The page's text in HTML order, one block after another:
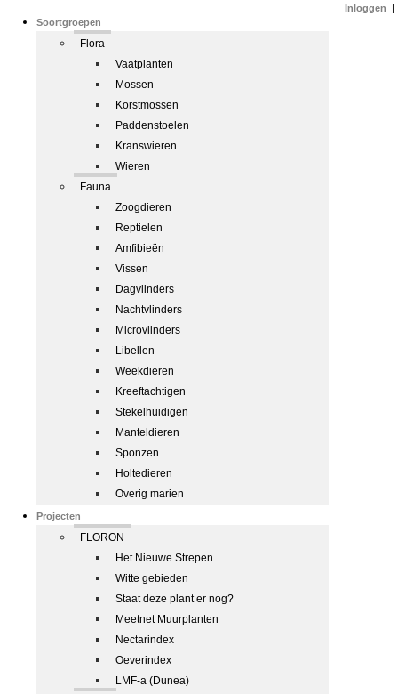
Soortgroepen
Flora
Vaatplanten
Mossen
Korstmossen
Paddenstoelen
Kranswieren
Wieren
Fauna
Zoogdieren
Reptielen
Amfibieën
Vissen
Dagvlinders
Nachtvlinders
Microvlinders
Libellen
Weekdieren
Kreeftachtigen
Stekelhuidigen
Manteldieren
Sponzen
Holtedieren
Overig marien
Projecten
FLORON
Het Nieuwe Strepen
Witte gebieden
Staat deze plant er nog?
Meetnet Muurplanten
Nectarindex
Oeverindex
LMF-a (Dunea)
Inloggen |